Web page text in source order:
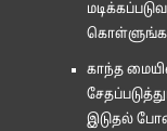
காந்த
இடுதல்